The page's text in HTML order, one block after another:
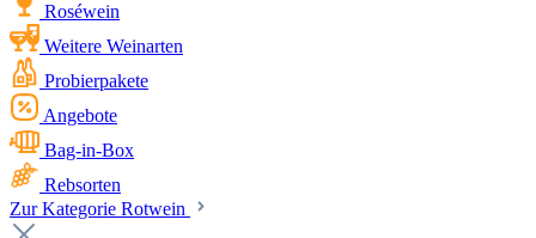
Roséwein
Weitere Weinarten
Probierpakete
Angebote
Bag-in-Box
Rebsorten
Zur Kategorie Rotwein